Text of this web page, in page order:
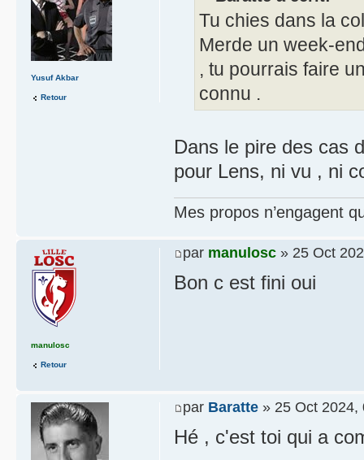
Tu chies dans la
Merde un week-
, tu pourrais faire
connu .
Dans le pire des cas
pour Lens, ni vu , ni
Mes propos n’engagent
Yusuf Akbar
Retour
par manulosc » 25 Oct
Bon c est fini oui
manulosc
Retour
par Baratte » 25 Oct 2024,
Hé , c'est toi qui a